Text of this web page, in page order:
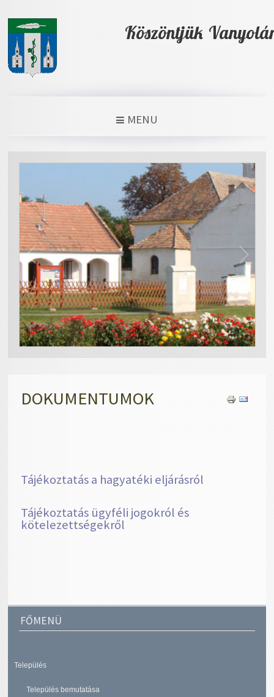
Köszöntjük
MENU
DOKUMENTUMOK
Tájékoztatás a hagyatéki eljárásról
Tájékoztatás ügyféli jogokról és
kötelezettségekről
FŐMENÜ
Település
Település bemutatása